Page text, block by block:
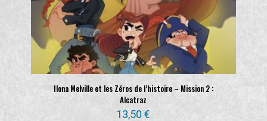
Ilona Melville et les Zéros de l’histoire – Mission 2 :
Alcatraz
13,50€